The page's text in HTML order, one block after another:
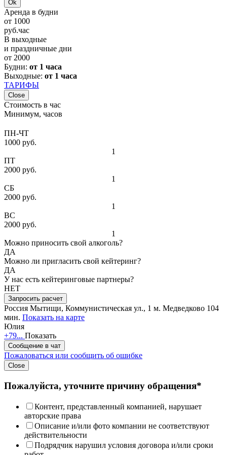
Ok
Аренда в будни
от 1000
руб.час
В выходные
и праздничные дни
от 2000
Будни: от 1 часа
Выходные: от 1 часа
ТАРИФЫ
Close
Стоимость в час
Минимум, часов
ПН-ЧТ
1000 руб.
1
ПТ
2000 руб.
1
СБ
2000 руб.
1
ВС
2000 руб.
1
Можно приносить свой алкоголь?
ДА
Можно ли пригласить свой кейтеринг?
ДА
У нас есть кейтеринговые партнеры?
НЕТ
Запросить расчет
Россия Мытищи, Коммунистическая ул., 1 м. Медведково 104
мин. Показать на карте
Юлия
+79... Показать
Сообщение в чат
Пожаловаться или сообщить об ошибке
Close
Пожалуйста, уточните причину обращения*
Контент, представленный компанией, нарушает
авторские права
Описание и/или фото компании не соответствуют
действительности
Подрядчик нарушил условия договора и/или сроки